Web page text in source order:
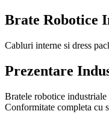
Brate Robotice
Cabluri interne si dress
Prezentare
Bratele robotice
Conformitate completa cu